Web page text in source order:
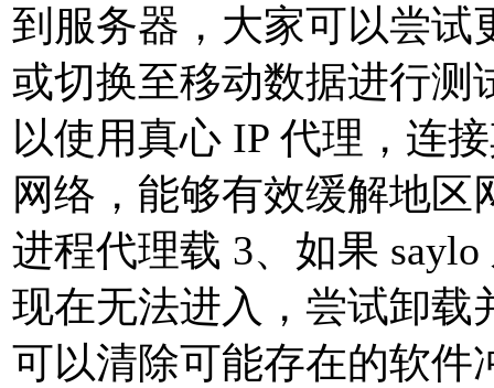
到服务器，大家可以尝试
或切换至移动数据进行测
以使用真心 IP 代理，连
网络，能够有效缓解地区
进程代理载 3、如果
现在无法进入，尝试卸载
可以清除可能存在的软件